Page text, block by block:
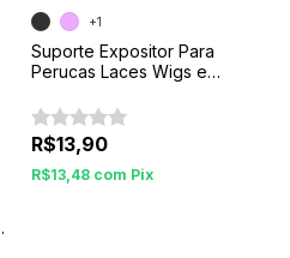
Suporte Expositor Para
Perucas Laces Wigs e
R$13,90
R$13,48 com Pix
+1